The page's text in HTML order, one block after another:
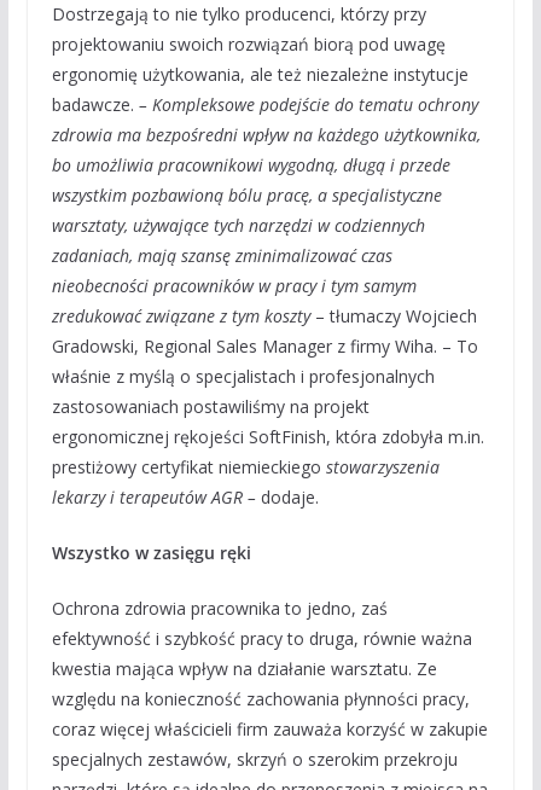
Dostrzegają to nie tylko producenci, którzy przy
projektowaniu swoich rozwiązań biorą pod uwagę
ergonomię użytkowania, ale też niezależne instytucje
badawcze. – Kompleksowe podejście do tematu ochrony
zdrowia ma bezpośredni wpływ na każdego użytkownika,
bo umożliwia pracownikowi wygodną, długą i przede
wszystkim pozbawioną bólu pracę, a specjalistyczne
warsztaty, używające tych narzędzi w codziennych
zadaniach, mają szansę zminimalizować czas
nieobecności pracowników w pracy i tym samym
zredukować związane z tym koszty– tłumaczy Wojciech
Gradowski, Regional Sales Manager z firmy Wiha. – To
właśnie z myślą o specjalistach i profesjonalnych
zastosowaniach postawiliśmy na projekt
ergonomicznej rękojeści SoftFinish, która zdobyła m.in.
prestiżowy certyfikat niemieckiego stowarzyszenia
lekarzy i terapeutów AGR – dodaje.
Wszystko w zasięgu ręki
Ochrona zdrowia pracownika to jedno, zaś
efektywność i szybkość pracy to druga, równie ważna
kwestia mająca wpływ na działanie warsztatu. Ze
względu na konieczność zachowania płynności pracy,
coraz więcej właścicieli firm zauważa korzyść w zakupie
specjalnych zestawów, skrzyń o szerokim przekroju